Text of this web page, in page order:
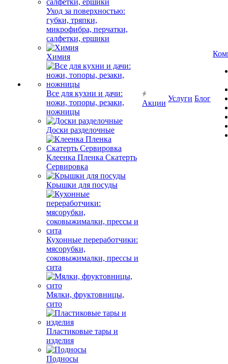
Уход за поверхностью:
губки, тряпки,
микрофибра, перчатки,
салфетки, ершики
Химия
Все для кухни и дачи:
ножи, топоры, резаки,
ножницы
Доски разделочные
Клеенка Пленка Скатерть
Сервировка
Крышки для посуды
Кухонные переработчики:
мясорубки,
соковыжималки, прессы и
сита
Мялки, фруктовницы,
сито
Пластиковые тары и
изделия
Подносы
Акции
Услуги Блог